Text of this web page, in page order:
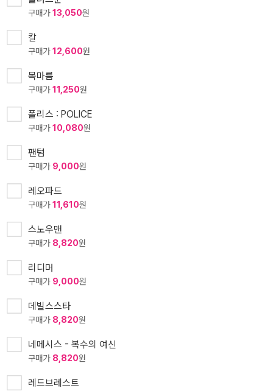
구매가13,050원
칼
구매가12,600원
목마름
구매가11,250원
폴리스 : POLICE
구매가10,080원
팬텀
구매가 9,000원
레오파드
구매가11,610원
스노우맨
구매가 8,820원
리디머
구매가 9,000원
데빌스스타
구매가 8,820원
네메시스 - 복수의 여신
구매가 8,820원
레드브레스트